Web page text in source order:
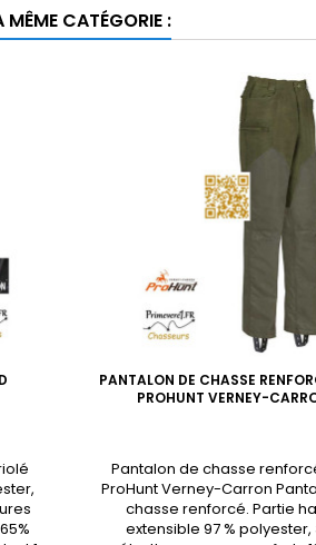
CATÉGORIE :
PANTALON DE CHASSE
PROHUNT VERNEY-
Pantalon de chasse
ProHunt Verney-Carron
chasse renforcé. Partie
extensible 97 % polyester,